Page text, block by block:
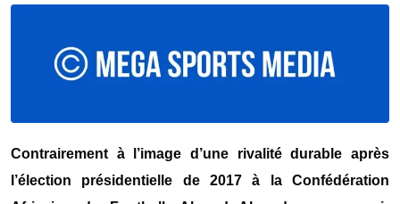
Contrairement à l’image d’une rivalité durable après
l’élection présidentielle de 2017 à la Confédération